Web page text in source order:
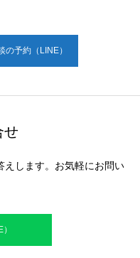
の予約（LINE）
せ
えします。お気軽にお問い